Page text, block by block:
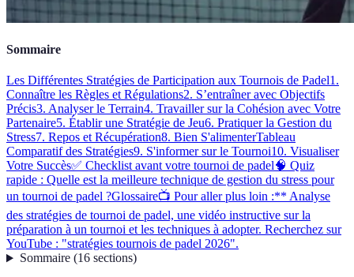
Sommaire
Les Différentes Stratégies de Participation aux Tournois de Padel1.
Connaître les Règles et Régulations2. S’entraîner avec Objectifs
Précis3. Analyser le Terrain4. Travailler sur la Cohésion avec Votre
Partenaire5. Établir une Stratégie de Jeu6. Pratiquer la Gestion du
Stress7. Repos et Récupération8. Bien S'alimenterTableau
Comparatif des Stratégies9. S'informer sur le Tournoi10. Visualiser
Votre Succès✅ Checklist avant votre tournoi de padel🧠 Quiz
rapide : Quelle est la meilleure technique de gestion du stress pour
un tournoi de padel ?Glossaire📺 Pour aller plus loin :** Analyse
des stratégies de tournoi de padel, une vidéo instructive sur la
préparation à un tournoi et les techniques à adopter. Recherchez sur
YouTube : "stratégies tournois de padel 2026".
Sommaire(16 sections)